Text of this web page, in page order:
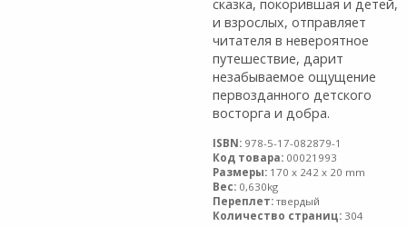
сказка, покорившая и детей,
и взрослых, отправляет
читателя в невероятное
путешествие, дарит
незабываемое ощущение
первозданного детского
восторга и добра.
ISBN: 978-5-17-082879-1
Код товара: 00021993
Размеры: 170 x 242 x 20 mm
Вес: 0,630kg
Переплет: твердый
Количество страниц: 304